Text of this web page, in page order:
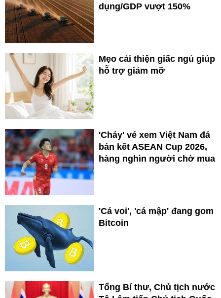
dụng/GDP vượt 150%
Mẹo cải thiện giấc ngủ giúp
hỗ trợ giảm mỡ
'Cháy' vé xem Việt Nam đá
bán kết ASEAN Cup 2026,
hàng nghìn người chờ mua
'Cá voi', 'cá mập' đang gom
Bitcoin
Tổng Bí thư, Chủ tịch nước